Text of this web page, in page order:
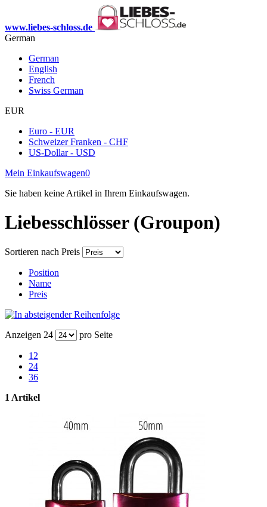
www.liebes-schloss.de
German
German
English
French
Swiss German
EUR
Euro - EUR
Schweizer Franken - CHF
US-Dollar - USD
Mein Einkaufswagen0
Sie haben keine Artikel in Ihrem Einkaufswagen.
Liebesschlösser (Groupon)
Sortieren nach Preis
Position
Name
Preis
Anzeigen 24 pro Seite
12
24
36
1 Artikel